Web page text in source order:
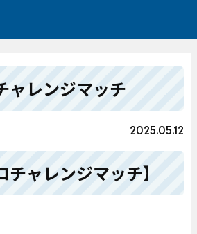
ャレンジマッチ
2025.05.12
チャレンジマッチ】